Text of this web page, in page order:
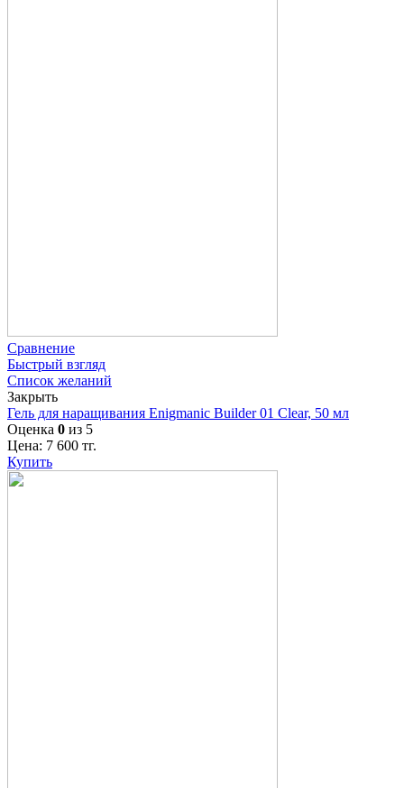
Сравнение
Быстрый взгляд
Список желаний
Закрыть
Гель для наращивания Enigmanic Builder 01 Clear, 50 мл
Оценка 0 из 5
Цена: 7 600 тг.
Купить